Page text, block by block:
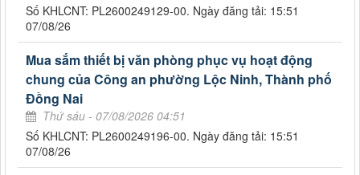
Số KHLCNT: PL2600249129-00. Ngày đăng tải: 15:51
07/08/26
Mua sắm thiết bị văn phòng phục vụ hoạt động
chung của Công an phường Lộc Ninh, Thành phố
Đồng Nai
Thứ sáu - 07/08/2026 04:51
Số KHLCNT: PL2600249196-00. Ngày đăng tải: 15:51
07/08/26